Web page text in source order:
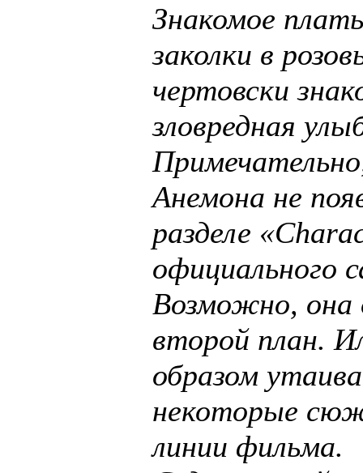
Знакомое
заколки в
чертовски
зловредная
Анемона не
разделе
официального
Возможно, она
второй план.
образом
некоторые
линии фильма.